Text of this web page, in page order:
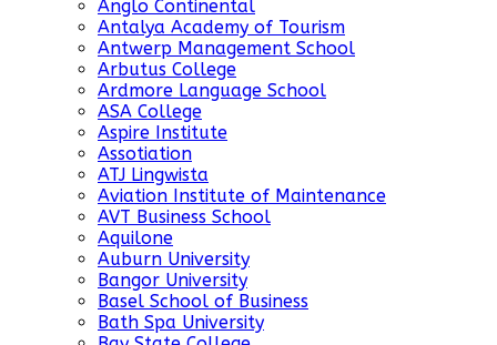
Anglo Continental
Antalya Academy of Tourism
Antwerp Management School
Arbutus College
Ardmore Language School
ASA College
Aspire Institute
Assotiation
ATJ Lingwista
Aviation Institute of Maintenance
AVT Business School
Aquilone
Auburn University
Bangor University
Basel School of Business
Bath Spa University